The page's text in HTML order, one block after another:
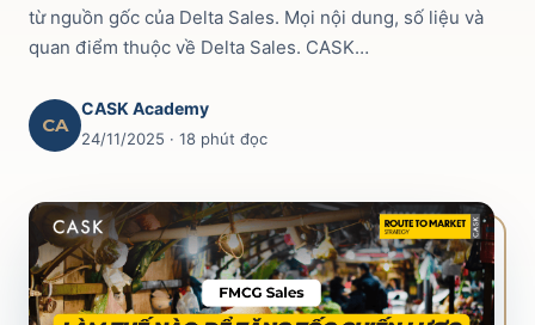
Data-driven Trade Marketing Excellence
Phân tích dữ liệu Trade Marketing
Route To Market Strategy
Xây dựng hệ thống phân phối & đội sales
Modern Trade Key Account Management
Quản trị khách hàng trọng điểm kênh hiện đại
Commercial Finance 59
từ nguồn gốc của Delta Sales. Mọi nội dung, số liệu và
quan điểm thuộc về Delta Sales. CASK…
CA
CASK Academy
24/11/2025 · 18 phút đọc